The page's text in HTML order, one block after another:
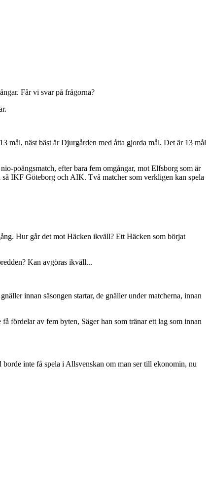
Får vi svar på frågorna?
mål, näst bäst är Djurgården med åtta gjorda mål. Det är 13 mål
poängsmatch, efter bara fem omgångar, mot Elfsborg som är
IKF Göteborg och AIK. Två matcher som verkligen kan spela
Hur går det mot Häcken ikväll? Ett Häcken som börjat
Kan avgöras ikväll...
innan säsongen startar, de gnäller under matcherna, innan
fördelar av fem byten, Säger han som tränar ett lag som innan
inte få spela i Allsvenskan om man ser till ekonomin, nu